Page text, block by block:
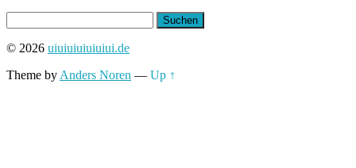
nach:
© 2026 uiuiuiuiuiuiui.de
Theme by Anders Noren — Up ↑